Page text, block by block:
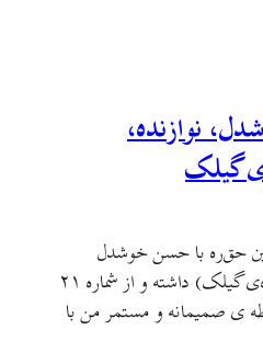
از این‌جا دانلود کنید. کل
نوازنده،
گیلک
حق‌ره با حسن خوشدل
(نوازنده، آهنگ‌ساز و خواننده‌ی گیلک) داشته و از شماره ۲۱
ی صمیمانه‌ و مستمر من با